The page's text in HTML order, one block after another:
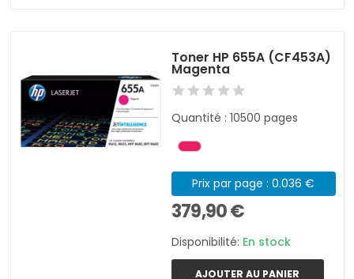
Toner HP 655A (CF453A)
Magenta
Quantité : 10500 pages
Prix par page : 0.036 €
379,90 €
Disponibilité: En stock
AJOUTER AU PANIER